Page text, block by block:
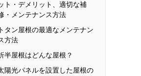
ト・デメリット、適切な補
・メンテナンス方法
トタン屋根の最適なメンテナン
方法
半屋根はどんな屋根？
陽光パネルを設置した屋根の